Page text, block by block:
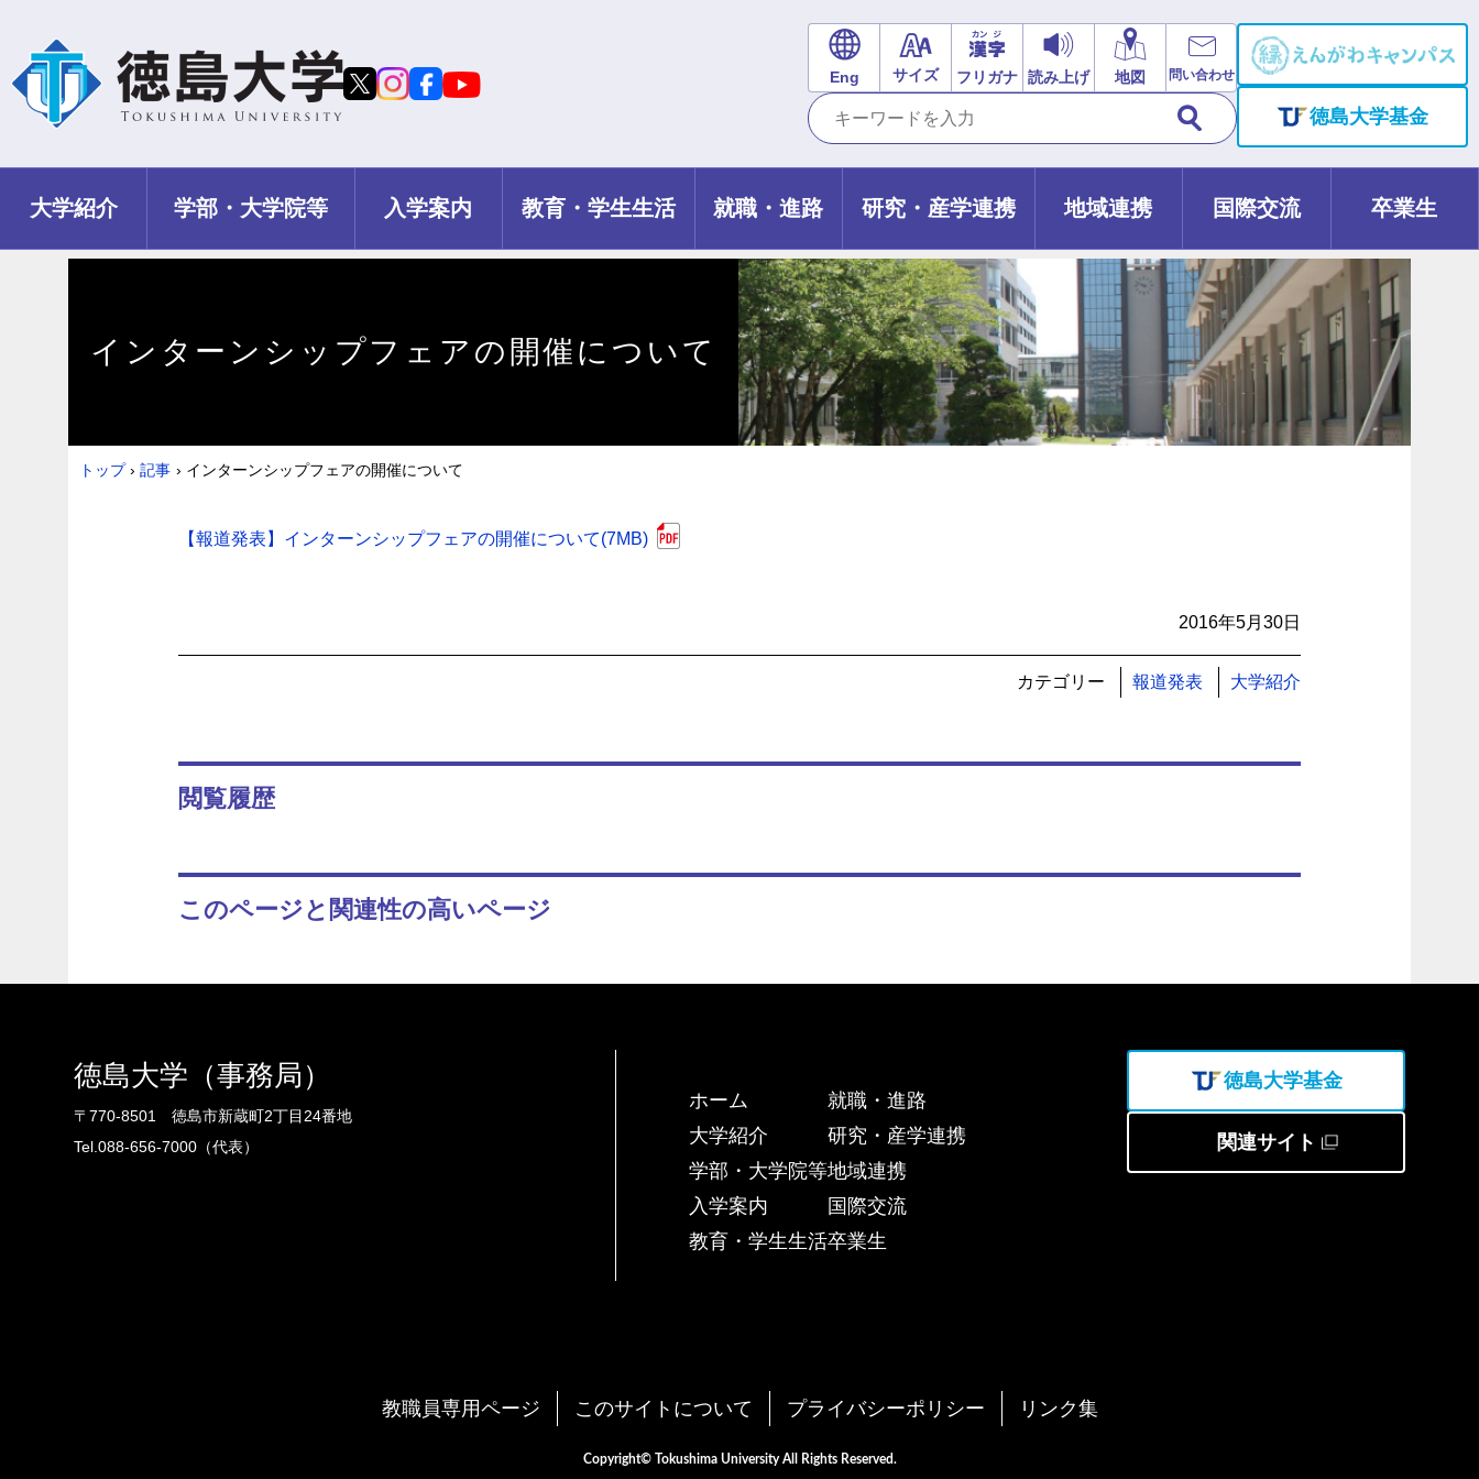
Eng サイズ フリガナ 読み上げ 地図 問い合わせ
徳島大学基金
大学紹介 学部・大学院等 入学案内 教育・学生生活 就職・進路 研究・産学連携 地域連携 国際交流 卒業生
インターンシップフェアの開催について
トップ › 記事 › インターンシップフェアの開催について
【報道発表】インターンシップフェアの開催について(7MB)
2016年5月30日
カテゴリー 報道発表 大学紹介
閲覧履歴
このページと関連性の高いページ
徳島大学（事務局）
〒770-8501 徳島市新蔵町2丁目24番地
Tel.088-656-7000（代表）
ホーム
大学紹介
学部・大学院等
入学案内
教育・学生生活
就職・進路
研究・産学連携
地域連携
国際交流
卒業生
徳島大学基金
関連サイト
教職員専用ページ このサイトについて プライバシーポリシー リンク集
Copyright© Tokushima University All Rights Reserved.